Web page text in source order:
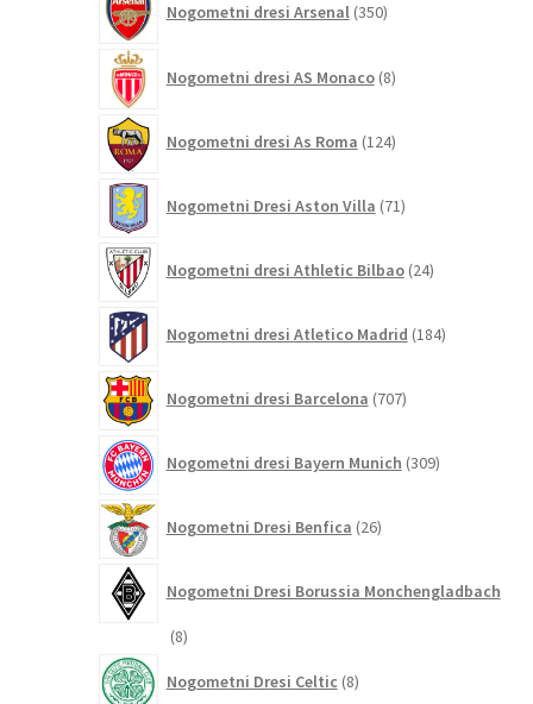
Nogometni dresi Arsenal 350izdelkov
Nogometni dresi AS Monaco 8izdelkov
Nogometni dresi As Roma 124izdelkov
Nogometni Dresi Aston Villa 71izdelkov
Nogometni dresi Athletic Bilbao 24izdelkov
Nogometni dresi Atletico Madrid 184izdelkov
Nogometni dresi Barcelona 707izdelkov
Nogometni dresi Bayern Munich 309izdelkov
Nogometni Dresi Benfica 26izdelkov
Nogometni Dresi Borussia Monchengladbach
88
Nogometni Dresi Celtic 8izdelkov